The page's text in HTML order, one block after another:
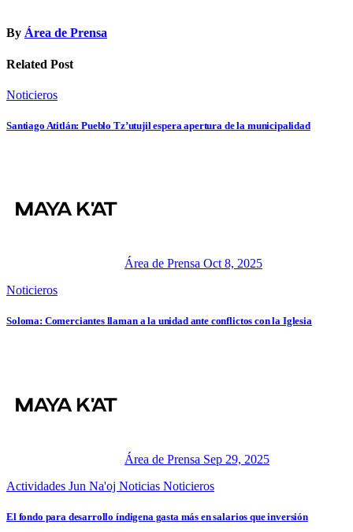
By Área de Prensa
Related Post
Noticieros
Santiago Atitlán: Pueblo Tz’utujil espera apertura de la municipalidad
Área de Prensa Oct 8, 2025
Noticieros
Soloma: Comerciantes llaman a la unidad ante conflictos con la Iglesia
Área de Prensa Sep 29, 2025
Actividades Jun Na'oj Noticias Noticieros
El fondo para desarrollo índigena gasta más en salarios que inversión